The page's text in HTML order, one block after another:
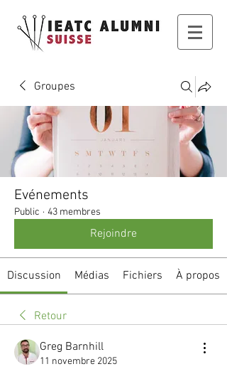
Groupes
Evénements
Public · 43 membres
Rejoindre
Discussion Médias Fichiers À propos
Retour
Greg Barnhill
11 novembre 2025